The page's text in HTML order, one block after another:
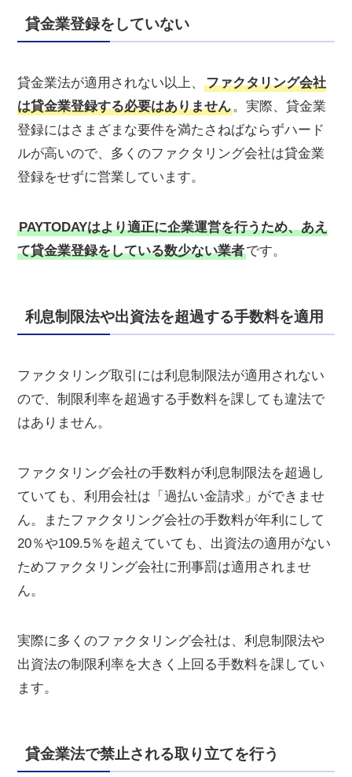
貸金業登録をしていない
貸金業法が適用されない以上、ファクタリング会社
は貸金業登録する必要はありません。実際、貸金業
登録にはさまざまな要件を満たさねばならずハード
ルが高いので、多くのファクタリング会社は貸金業
登録をせずに営業しています。
PAYTODAYはより適正に企業運営を行うため、あえ
て貸金業登録をしている数少ない業者です。
利息制限法や出資法を超過する手数料を適用
ファクタリング取引には利息制限法が適用されない
ので、制限利率を超過する手数料を課しても違法で
はありません。
ファクタリング会社の手数料が利息制限法を超過し
ていても、利用会社は「過払い金請求」ができませ
ん。またファクタリング会社の手数料が年利にして
20％や109.5％を超えていても、出資法の適用がない
ためファクタリング会社に刑事罰は適用されませ
ん。
実際に多くのファクタリング会社は、利息制限法や
出資法の制限利率を大きく上回る手数料を課してい
ます。
貸金業法で禁止される取り立てを行う